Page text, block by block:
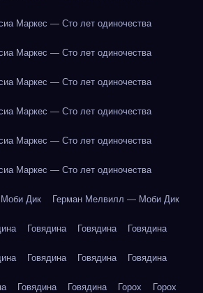
Маркес — Сто лет одиночества
Маркес — Сто лет одиночества
Маркес — Сто лет одиночества
Маркес — Сто лет одиночества
Маркес — Сто лет одиночества
Маркес — Сто лет одиночества
Дик Герман Мелвилл — Моби Дик
Говядина Говядина Говядина
Говядина Говядина Говядина
Говядина Говядина Горох Горох